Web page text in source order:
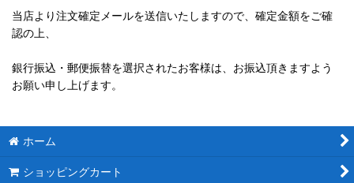
当店より注文確定メールを送信いたしますので、確定金額をご確
認の上、
銀行振込・郵便振替を選択されたお客様は、お振込頂きますよう
お願い申し上げます。
ホーム
ショッピングカート